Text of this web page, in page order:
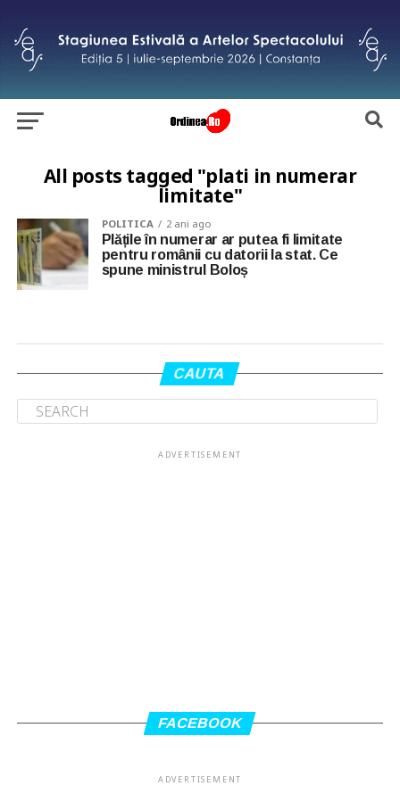
All posts tagged "plati in numerar
limitate"
POLITICA 2 ani ago
Plățile în numerar ar putea fi limitate
pentru românii cu datorii la stat. Ce
spune ministrul Boloș
CAUTA
ADVERTISEMENT
FACEBOOK
ADVERTISEMENT